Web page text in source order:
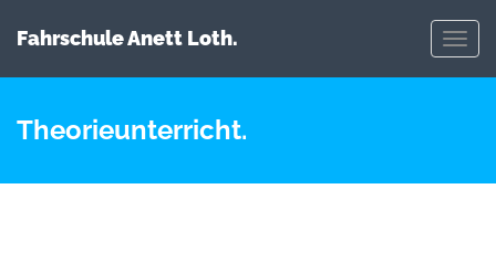
Fahrschule Anett Loth.
Theorieunterricht.